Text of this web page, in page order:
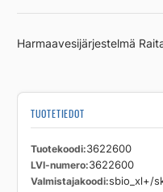
sbio_xl+/sk250
Harmaavesijärjestelmä
TUOTETIEDOT
Tuotekoodi 3622600
LVI-numero 3622600
Valmistajakoodi sbio_xl+/